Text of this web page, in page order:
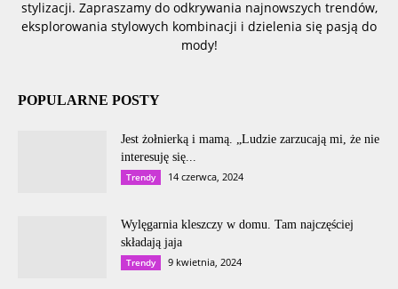
stylizacji. Zapraszamy do odkrywania najnowszych trendów,
eksplorowania stylowych kombinacji i dzielenia się pasją do
mody!
POPULARNE POSTY
Jest żołnierką i mamą. „Ludzie zarzucają mi, że nie
interesuję się...
Trendy 14 czerwca, 2024
Wylęgarnia kleszczy w domu. Tam najczęściej
składają jaja
Trendy 9 kwietnia, 2024